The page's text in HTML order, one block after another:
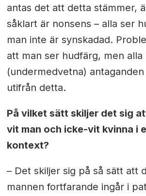
antas det att detta stämmer,
såklart är nonsens – alla ser
man inte är synskadad.
att man ser hudfärg, men alla
(undermedvetna)
utifrån detta.
På vilket sätt skiljer det sig
vit man och icke-vit kvinna i
kontext?
– Det skiljer sig på så sätt att
mannen fortfarande ingår i